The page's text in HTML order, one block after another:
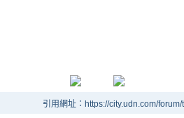
引用網址：https://city.udn.com/